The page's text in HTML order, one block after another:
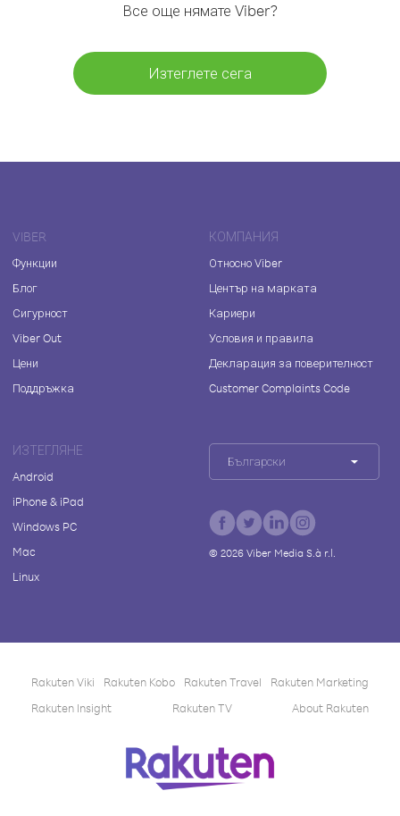
Все още нямате Viber?
Изтеглете сега
VIBER
Функции
Блог
Сигурност
Viber Out
Цени
Поддръжка
КОМПАНИЯ
Относно Viber
Център на марката
Кариери
Условия и правила
Декларация за поверителност
Customer Complaints Code
ИЗТЕГЛЯНЕ
Android
iPhone & iPad
Windows PC
Mac
Linux
Български
© 2026Viber Media S.à r.l.
Rakuten Viki Rakuten Kobo Rakuten Travel
Rakuten Marketing
Rakuten Insight
Rakuten TV About Rakuten